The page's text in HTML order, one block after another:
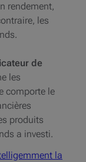
rendement,
les
de
les
comporte le
produits
a investi.
la